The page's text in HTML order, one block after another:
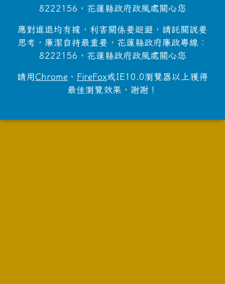
8222156，花蓮縣政府政風處關心您
應對進退均有據，利害關係要迴避，請託關說要
思考，廉潔自持最重要，花蓮縣政府廉政專線：
8222156，花蓮縣政府政風處關心您
請用 Chrome 、 FireFox或IE10.0瀏覽器以上獲得
最佳瀏覽效果，謝謝！